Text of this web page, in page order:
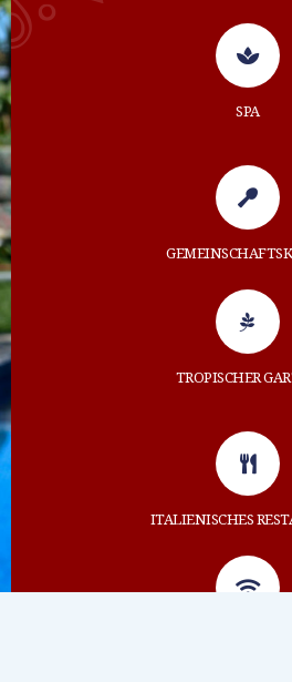
SPA
TROPISCHER
ITALIENISCHES